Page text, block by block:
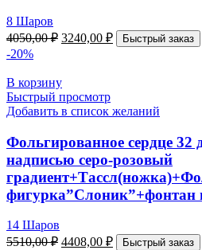
8 Шаров
4050,00₽ 3240,00 ₽ Быстрый заказ
-20%
В корзину
Быстрый просмотр
Добавить в список желаний
Фольгированное сердце
надписью серо-розовый
фигурка”Слоник”+фонтан
14 Шаров
5510,00₽ 4408,00 ₽ Быстрый заказ